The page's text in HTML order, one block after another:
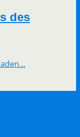
des